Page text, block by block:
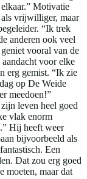
Motivatie
vrijwilliger, maar
“Ik trek
anderen ook veel
vooral van de
voor elke
erg gemist. “Ik zie
op De Weide
meedoen!”
leven heel goed
vlak enorm
Hij heeft weer
bijvoorbeeld als
Een
Dat zou erg goed
moeten, maar dat